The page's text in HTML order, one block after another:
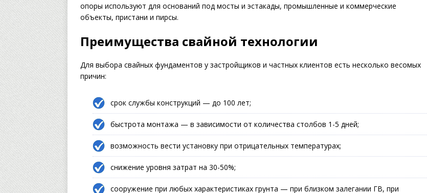
опоры используют для оснований под мосты и эстакады, промышленные и коммерческие
объекты, пристани и пирсы.
Преимущества свайной технологии
Для выбора свайных фундаментов у застройщиков и частных клиентов есть несколько весомых
причин:
срок службы конструкций — до 100 лет;
быстрота монтажа — в зависимости от количества столбов 1-5 дней;
возможность вести установку при отрицательных температурах;
снижение уровня затрат на 30-50%;
сооружение при любых характеристиках грунта — при близком залегании ГВ, при